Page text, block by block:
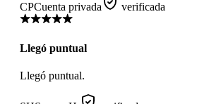
CPCuenta privada verificada
Llegó puntual
Llegó puntual.